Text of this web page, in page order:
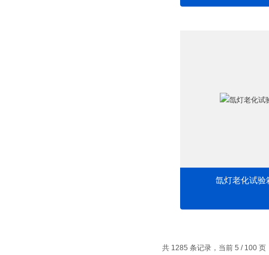
氙灯老化试验
共 1285 条记录，当前 5 / 100 页